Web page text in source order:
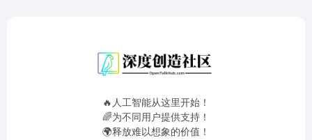
🔥人工智能从这里开始！
🌈为不同用户提供支持！
🌍释放难以想象的价值！